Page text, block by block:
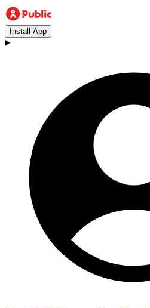
Install App